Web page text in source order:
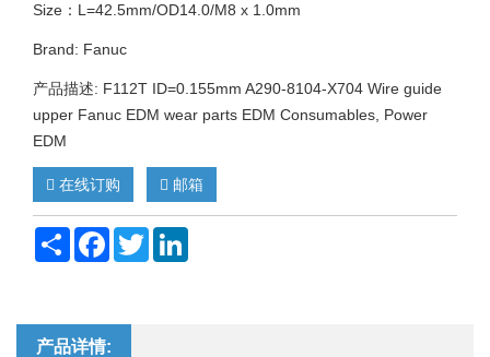
Size：L=42.5mm/OD14.0/M8 x 1.0mm
Brand: Fanuc
产品描述: F112T ID=0.155mm A290-8104-X704 Wire guide
upper Fanuc EDM wear parts EDM Consumables, Power
EDM
在线订购 邮箱
Share FacebookTwitter
产品详情: